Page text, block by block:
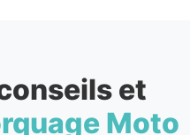
et
Moto